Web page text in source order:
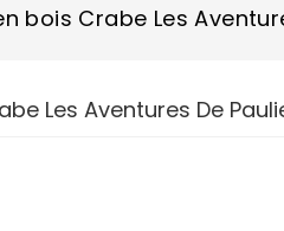
bois Crabe Les
Les Aventures De